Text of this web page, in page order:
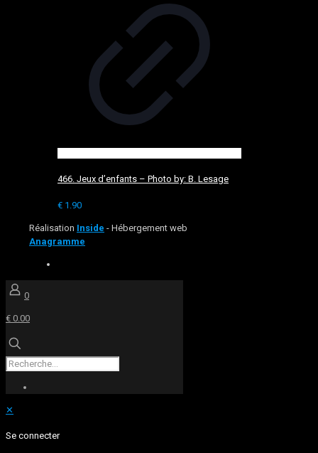
466. Jeux d’enfants – Photo by: B. Lesage
€ 1.90
Réalisation Inside - Hébergement web
Anagramme
0
€ 0.00
✕
Se connecter